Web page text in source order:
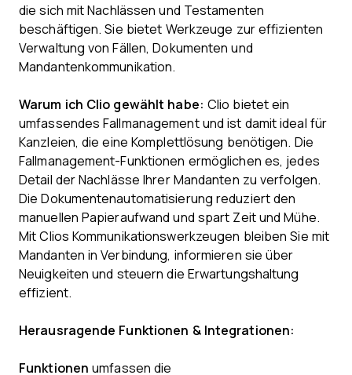
die sich mit Nachlässen und Testamenten
beschäftigen. Sie bietet Werkzeuge zur effizienten
Verwaltung von Fällen, Dokumenten und
Mandantenkommunikation.
Warum ich Clio gewählt habe: Clio bietet ein
umfassendes Fallmanagement und ist damit ideal für
Kanzleien, die eine Komplettlösung benötigen. Die
Fallmanagement-Funktionen ermöglichen es, jedes
Detail der Nachlässe Ihrer Mandanten zu verfolgen.
Die Dokumentenautomatisierung reduziert den
manuellen Papieraufwand und spart Zeit und Mühe.
Mit Clios Kommunikationswerkzeugen bleiben Sie mit
Mandanten in Verbindung, informieren sie über
Neuigkeiten und steuern die Erwartungshaltung
effizient.
Herausragende Funktionen & Integrationen:
Funktionen umfassen die